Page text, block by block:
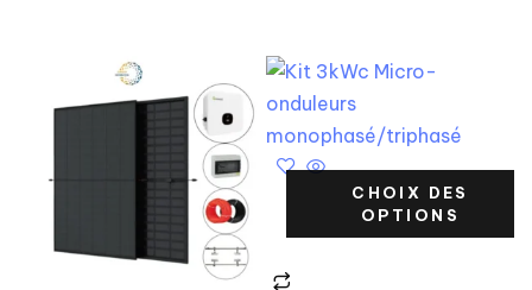
CHOIX DES
OPTIONS